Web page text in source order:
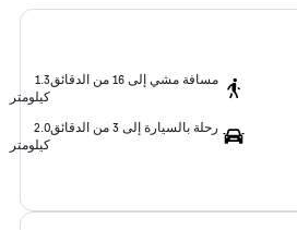
مسافة مشي إلى 16 من الدقائق
1.3
كيلومتر
رحلة بالسيارة إلى 3 من الدقائق
2.0
كيلومتر